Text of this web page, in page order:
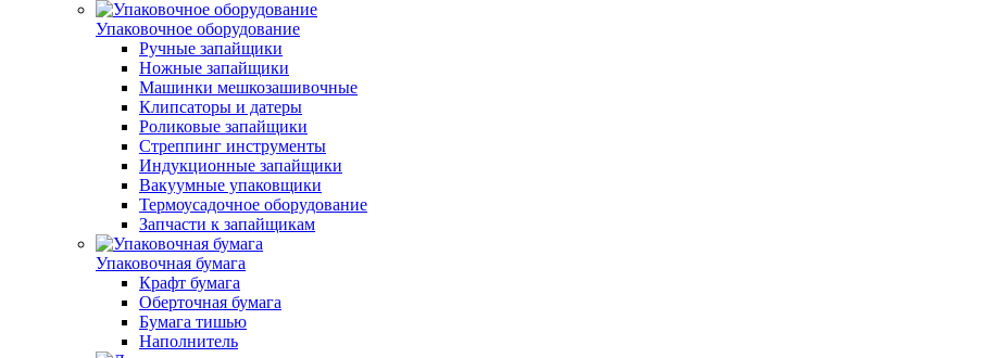
Упаковочное оборудование
Ручные запайщики
Ножные запайщики
Машинки мешкозашивочные
Клипсаторы и датеры
Роликовые запайщики
Стреппинг инструменты
Индукционные запайщики
Вакуумные упаковщики
Термоусадочное оборудование
Запчасти к запайщикам
Упаковочная бумага
Крафт бумага
Оберточная бумага
Бумага тишью
Наполнитель